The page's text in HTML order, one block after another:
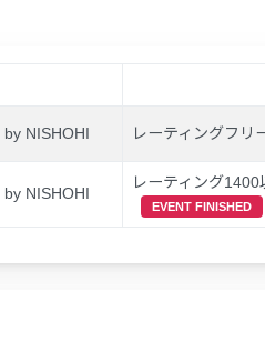
NISHOHI レーティングフ
NISHOHI
レーティング
EVENT FINISHED